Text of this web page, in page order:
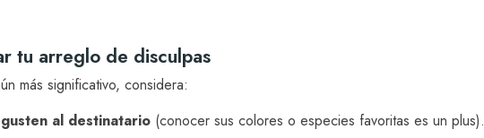
tu arreglo de disculpas
más significativo, considera:
al destinatario(conocer sus colores o especies favoritas es un plus).